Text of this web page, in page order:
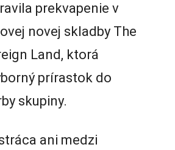
prekvapenie v
novej skladby The
Land, ktorá
prírastok do
skupiny.
ani medzi